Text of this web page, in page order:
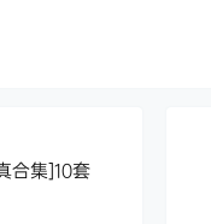
合集]10套